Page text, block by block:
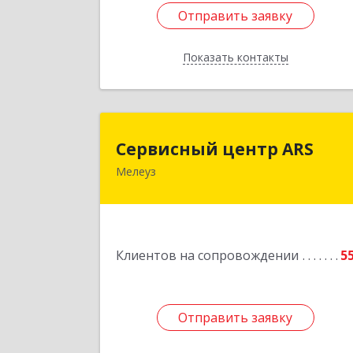
Отправить заявку
Показать контакты
Отправить заявку
Назад
Сервисный центр ARS
Мелеуз
Клиентов на сопровождении
Отправить заявку
Сервисный центр ARS
Отправить заявку